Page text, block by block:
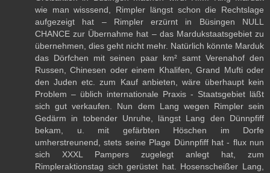
wie man wisssend, Rimpler längst schon die Rechtslage
aufgezeigt hat – Rimpler erzürnt in Büsingen NULL
CHANCE zur Übernahme hat – das Mardukstaatsgebiet zu
übernehmen, dies geht nicht mehr. Natürlich könnte Marduk
das Dörfchen mit seinen paar km² samt Verenahof den
Russen, Chinesen oder einem Khalifen, Grand Mufti oder
den Juden etc. zum Kauf anbieten, wäre überhaupt kein
Problem – üblich internationale Praxis - Staatsgebiet läßt
sich gut verkaufen. Nun dem Lang wegen Rimpler sein
Gedärm in tobender Unruhe, längst Lang den Dünnpfiff
bekam, u. mit gefärbten Höschen im Dorfe
umherstreunend, stets seine Plage Dünnpfiff hat - flux nun
sich XXXL Pampers zugelegt anlegt hat, zum
Rimpleraktionstag sich gerüstet hat. Hosenscheißer Lang,